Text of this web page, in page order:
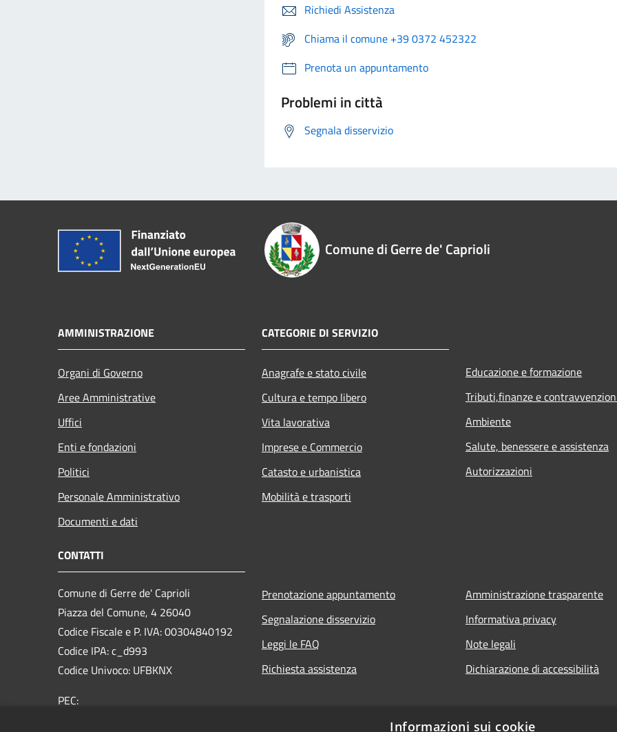
Richiedi Assistenza
Chiama il comune +39 0372 452322
Prenota un appuntamento
Problemi in città
Segnala disservizio
Comune di Gerre de' Caprioli
AMMINISTRAZIONE
Organi di Governo
Aree Amministrative
Uffici
Enti e fondazioni
Politici
Personale Amministrativo
Documenti e dati
CATEGORIE DI SERVIZIO
Anagrafe e stato civile
Cultura e tempo libero
Vita lavorativa
Imprese e Commercio
Catasto e urbanistica
Mobilità e trasporti
Educazione e formazione
Tributi,finanze e
Ambiente
Salute, benessere e assistenza
Autorizzazioni
CONTATTI
Comune di Gerre de' Caprioli
Piazza del Comune, 4 26040
Codice Fiscale e P. IVA: 00304840192
Codice IPA: c_d993
Codice Univoco: UFBKNX
PEC:
Prenotazione appuntamento
Segnalazione disservizio
Leggi le FAQ
Richiesta assistenza
Amministrazione trasparente
Informativa privacy
Note legali
Dichiarazione di accessibilità
Informazioni sui cookie